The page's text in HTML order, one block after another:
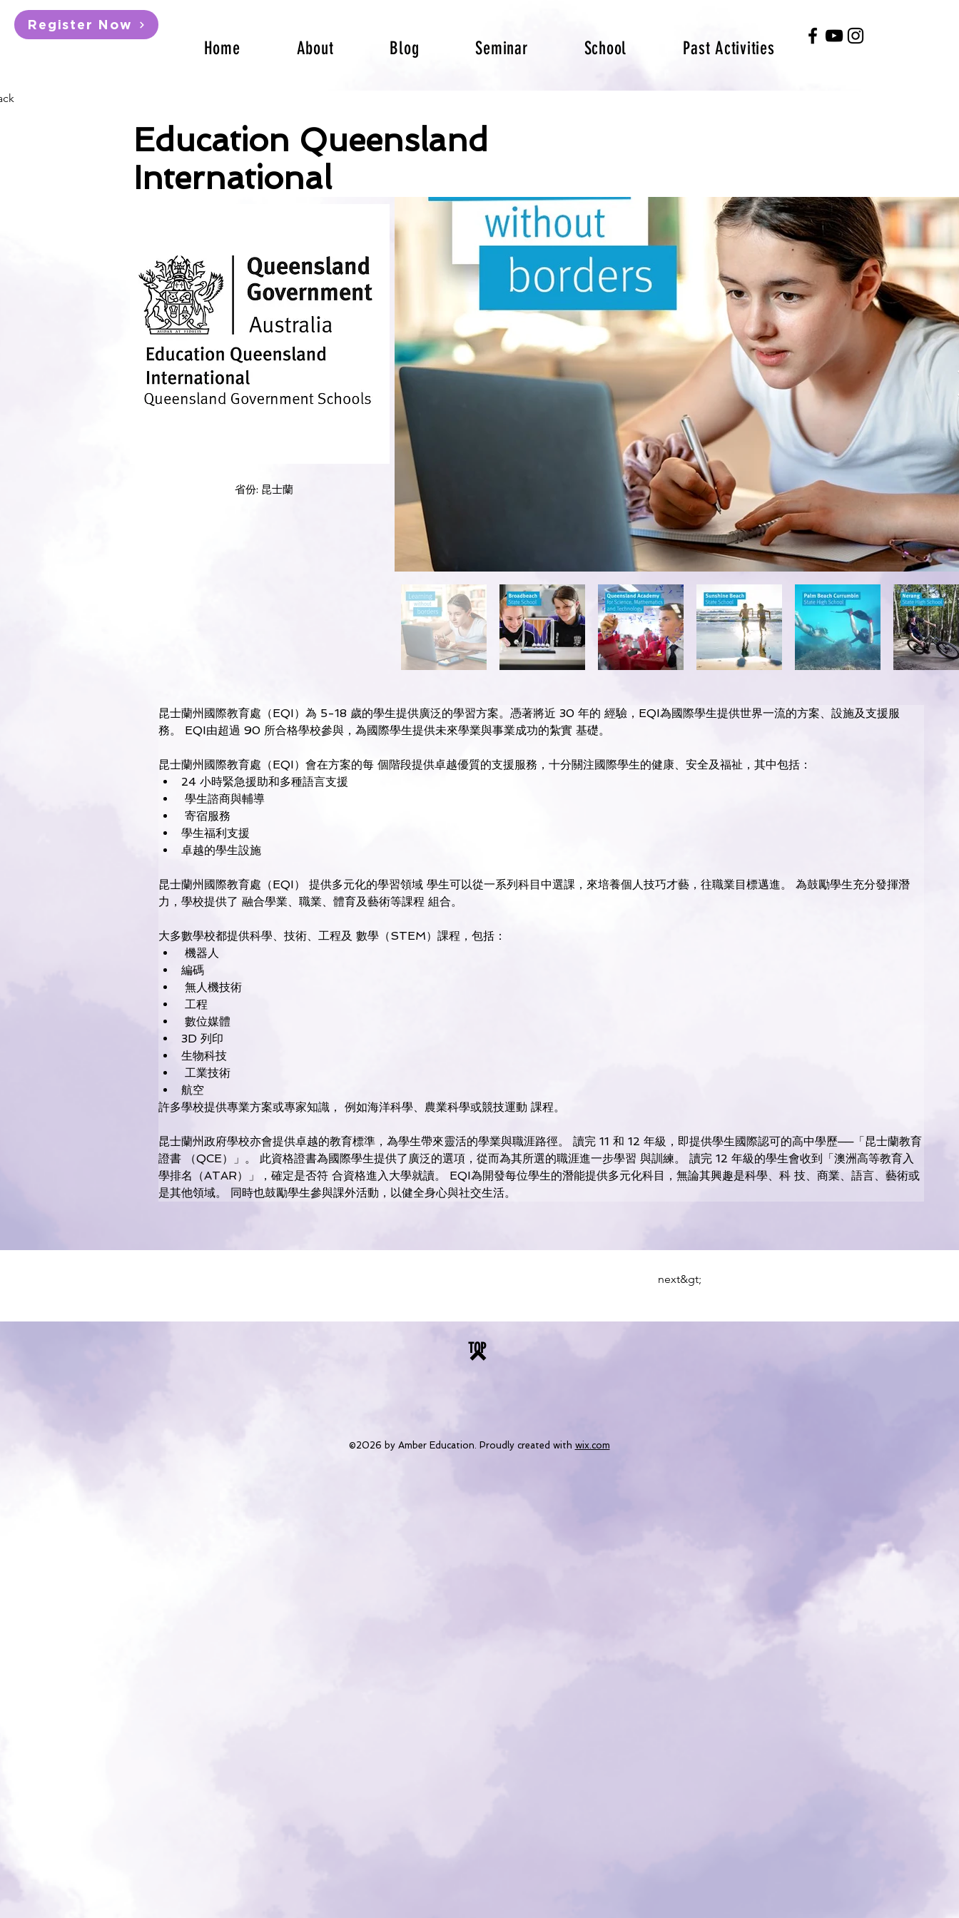
Register Now
Home About Blog Seminar School Past Activities
Education Queensland
International
省份: 昆士蘭
昆士蘭州國際教育處（EQI）為 5-18 歲的學生提供廣泛的學習方案。憑著將近 30 年的 經驗，EQI為國際學生提供世界一流的方案、設施及支援服
務。 EQI由超過 90 所合格學校參與，為國際學生提供未來學業與事業成功的紮實 基礎。
昆士蘭州國際教育處（EQI）會在方案的每 個階段提供卓越優質的支援服務，十分關注國際學生的健康、安全及福祉，其中包括：
24 小時緊急援助和多種語言支援
學生諮商與輔導
寄宿服務
學生福利支援
卓越的學生設施
昆士蘭州國際教育處（EQI） 提供多元化的學習領域 學生可以從一系列科目中選課，來培養個人技巧才藝，往職業目標邁進。 為鼓勵學生充分發揮潛
力，學校提供了 融合學業、職業、體育及藝術等課程 組合。
大多數學校都提供科學、技術、工程及 數學（STEM）課程，包括：
機器人
編碼
無人機技術
工程
數位媒體
3D 列印
生物科技
工業技術
航空
許多學校提供專業方案或專家知識， 例如海洋科學、農業科學或競技運動 課程。
昆士蘭州政府學校亦會提供卓越的教育標準，為學生帶來靈活的學業與職涯路徑。 讀完 11 和 12 年級，即提供學生國際認可的高中學歷──「昆士蘭教育
證書 （QCE）」。 此資格證書為國際學生提供了廣泛的選項，從而為其所選的職涯進一步學習 與訓練。 讀完 12 年級的學生會收到「澳洲高等教育入
學排名（ATAR）」，確定是否符 合資格進入大學就讀。 EQI為開發每位學生的潛能提供多元化科目，無論其興趣是科學、科 技、商業、語言、藝術或
是其他領域。 同時也鼓勵學生參與課外活動，以健全身心與社交生活。
next&gt;
TOP
©2026 by Amber Education. Proudly created with wix.com